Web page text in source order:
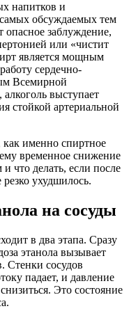
напитков и
обсуждаемых тем
опасное заблуждение,
или «чистит
является мощным
сердечно-
Всемирной
выступает
стойкой артериальной
как именно спиртное
временное снижение
что делать, если после
резко ухудшилось.
на сосуды
в два этапа. Сразу
этанола вызывает
Стенки сосудов
падает, и давление
Это состояние